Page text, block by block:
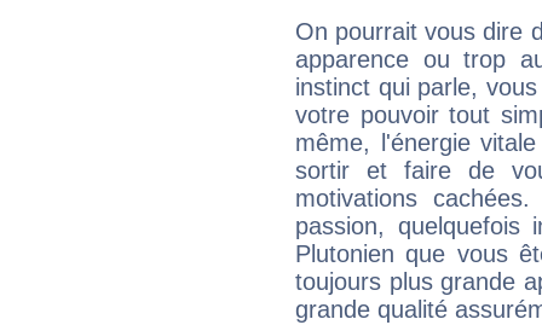
On pourrait vous dire
apparence ou trop
instinct qui parle,
votre pouvoir tout
même, l'énergie
sortir et faire de
motivations
passion, quelquefois
Plutonien que vous
toujours plus grande
grande qualité